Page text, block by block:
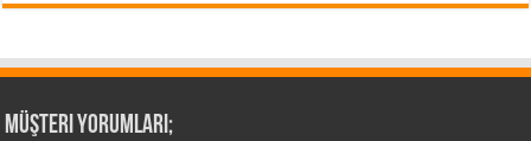
Müşteri Yorumları;